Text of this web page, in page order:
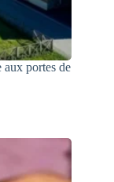
aux portes de